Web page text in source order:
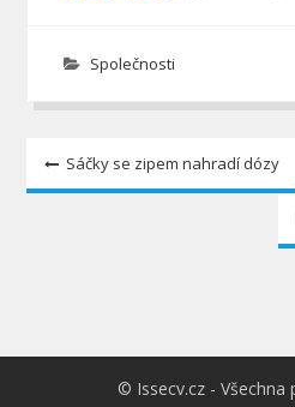
Společnosti
Navigace
pro
Sáčky se zipem nahradí dózy
© Issecv.cz - Všechna